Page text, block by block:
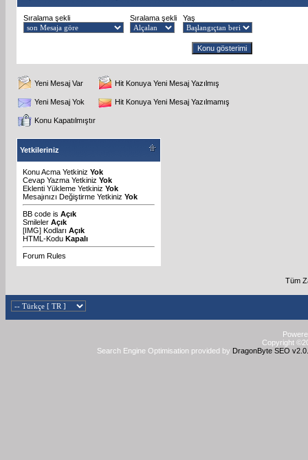
Sıralama şekli Sıralama şekli Yaş
Yeni Mesaj Var Hit Konuya Yeni Mesaj Yazılmış
Yeni Mesaj Yok Hit Konuya Yeni Mesaj Yazılmamış
Konu Kapatılmıştır
Yetkileriniz
Konu Acma Yetkiniz Yok
Cevap Yazma Yetkiniz Yok
Eklenti Yükleme Yetkiniz Yok
Mesajınızı Değiştirme Yetkiniz Yok
BB code is Açık
Smileler Açık
[IMG] Kodları Açık
HTML-Kodu Kapalı
Forum Rules
Tüm
Copyright
Search Engine Optimisation provided by DragonByte SEO